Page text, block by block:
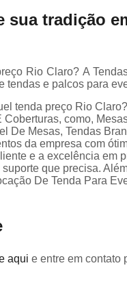
sua tradição
Rio Claro? A
tendas e palcos para
tenda preço Rio
como,
De Mesas, Tendas
da empresa com
e a excelência em
que precisa.
De Tenda Para
aqui e entre em contato